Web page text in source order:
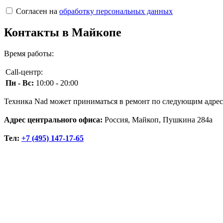
Согласен на обработку персональных данных
Контакты в Майкопе
Время работы:
Call-центр:
Пн - Вс: 10:00 - 20:00
Техника Nad может приниматься в ремонт по следующим
Адрес центрального офиса: Россия, Майкоп, Пушкина 284а
Тел: +7 (495) 147-17-65